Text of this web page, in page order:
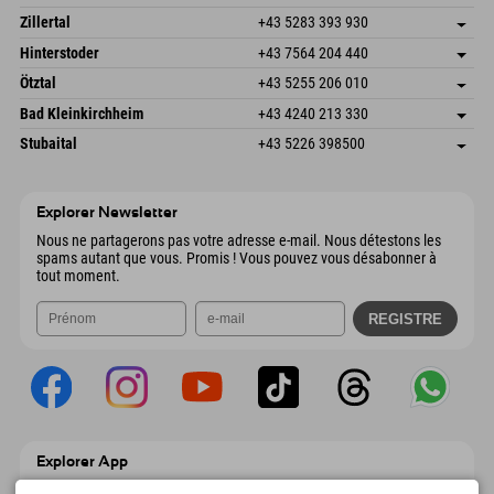
6793 Gaschurn/Montafon
Autriche
Informations d'arrivée
Réservation
Speckbacherstraße 87
Autriche
Enregistrer l'adresse
Réservation
Zillertal +43 5283 393 930
Schmiedau 2
6272 Kaltenbach im Zillertal
Autriche
Enregistrer l'adresse
Informations d'arrivée
Réservation
Hinterstoder +43 7564 204 440
Freizeitpark 10
Autriche
Enregistrer l'adresse
Réservation
Ötztal +43 5255 206 010
Gscheat 14
6441 Umhausen
Autriche
Enregistrer l'adresse
Informations d'arrivée
Réservation
Bad Kleinkirchheim +43 4240 213 330
Dorfstraße 24
Enregistrer l'adresse
Stubaital +43 5226 398500
Explorer Newsletter
Nous ne partagerons pas votre adresse e-mail. Nous détestons les
spams autant que vous. Promis ! Vous pouvez vous désabonner à
tout moment.
Explorer App